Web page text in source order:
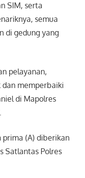
SIM, serta
semua
di gedung yang
pelayanan,
dan memperbaiki
di Mapolres
(A) diberikan
Satlantas Polres